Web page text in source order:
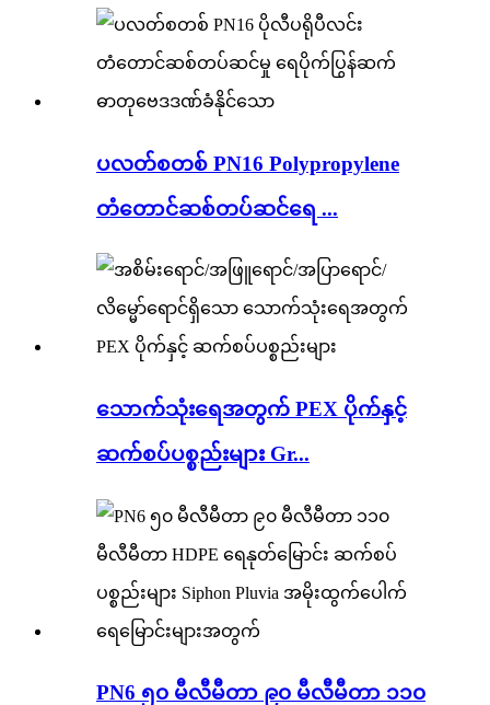
ပလတ်စတစ် PN16 Polypropylene
တံတောင်ဆစ်တပ်ဆင်ရေ ...
သောက်သုံးရေအတွက် PEX ပိုက်နှင့်
ဆက်စပ်ပစ္စည်းများ Gr...
PN6 ၅၀ မီလီမီတာ ၉၀ မီလီမီတာ ၁၁၀